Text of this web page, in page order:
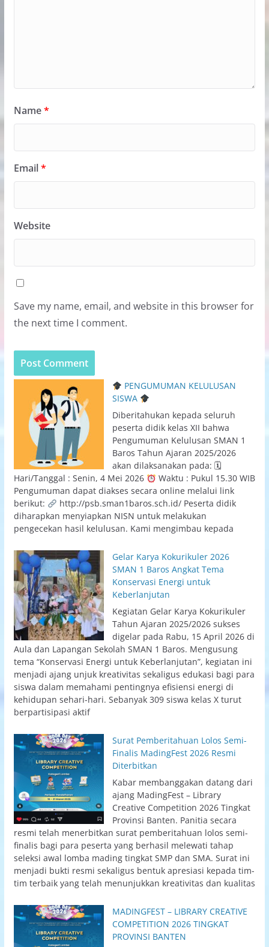
Name*
Email*
Website
Save my name, email, and website in this browser for
the next time I comment.
PENGUMUMAN KELULUSAN
SISWA
Diberitahukan kepada seluruh
peserta didik kelas XII bahwa
Pengumuman Kelulusan SMAN 1
Baros Tahun Ajaran 2025/2026
akan dilaksanakan pada: 🗓
Hari/Tanggal : Senin, 4 Mei 2026
Waktu : Pukul 15.30 WIB
Pengumuman dapat diakses secara online melalui link
berikut:
http://psb.sman1baros.sch.id/ Peserta didik
diharapkan menyiapkan NISN untuk melakukan
pengecekan hasil kelulusan. Kami mengimbau kepada
Gelar Karya Kokurikuler 2026
SMAN 1 Baros Angkat Tema
Konservasi Energi untuk
Keberlanjutan
Kegiatan Gelar Karya Kokurikuler
Tahun Ajaran 2025/2026 sukses
digelar pada Rabu, 15 April 2026 di
Aula dan Lapangan Sekolah SMAN 1 Baros. Mengusung
tema “Konservasi Energi untuk Keberlanjutan”, kegiatan ini
menjadi ajang unjuk kreativitas sekaligus edukasi bagi para
siswa dalam memahami pentingnya efisiensi energi di
kehidupan sehari-hari. Sebanyak 309 siswa kelas X turut
berpartisipasi aktif
Surat Pemberitahuan Lolos Semi-
Finalis MadingFest 2026 Resmi
Diterbitkan
Kabar membanggakan datang dari
ajang MadingFest – Library
Creative Competition 2026 Tingkat
Provinsi Banten. Panitia secara
resmi telah menerbitkan surat pemberitahuan lolos semi-
finalis bagi para peserta yang berhasil melewati tahap
seleksi awal lomba mading tingkat SMP dan SMA. Surat ini
menjadi bukti resmi sekaligus bentuk apresiasi kepada tim-
tim terbaik yang telah menunjukkan kreativitas dan kualitas
MADINGFEST – LIBRARY CREATIVE
COMPETITION 2026 TINGKAT
PROVINSI BANTEN